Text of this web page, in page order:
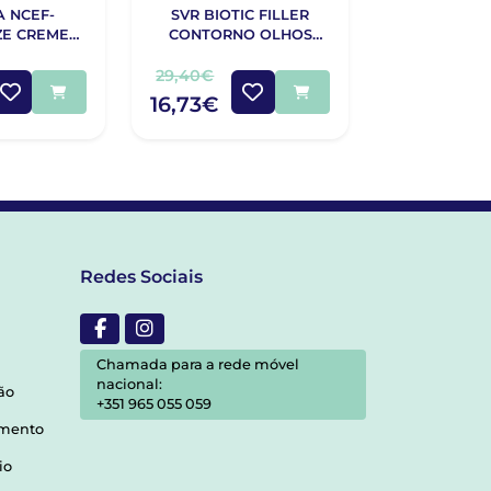
NCEF-
CREME
SVR BIOTIC FILLER
CONTORNO OLHOS
29,40€
16,73€
Redes Sociais
Chamada para a rede móvel
nacional:
+351 965 055 059